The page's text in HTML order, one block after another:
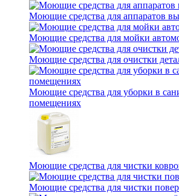
Моющие средства для аппаратов
Моющие средства для мойки
Моющие средства для очистки
Моющие средства для уборки в
помещениях
Моющие средства для чистки
Моющие средства для чистки